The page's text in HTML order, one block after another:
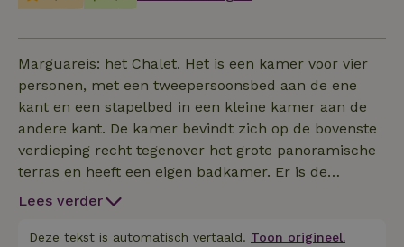
Marguareis: het Chalet. Het is een kamer voor vier
personen, met een tweepersoonsbed aan de ene
kant en een stapelbed in een kleine kamer aan de
andere kant. De kamer bevindt zich op de bovenste
verdieping recht tegenover het grote panoramische
terras en heeft een eigen badkamer. Er is de
mogelijkheid voor een onvergetelijke ervaring in
tub, kneipp) Hier heerst de meest authentieke stilte,
Lees verder
Deze tekst is automatisch vertaald. Toon origineel.